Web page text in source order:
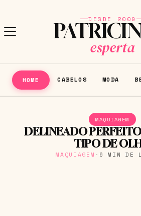
DESDE 2009
esperta
HOME CABELOS MODA
MAQUIAGEM
DELINEADO
TIPO DE
MAQUIAGEM · 6 MIN DE